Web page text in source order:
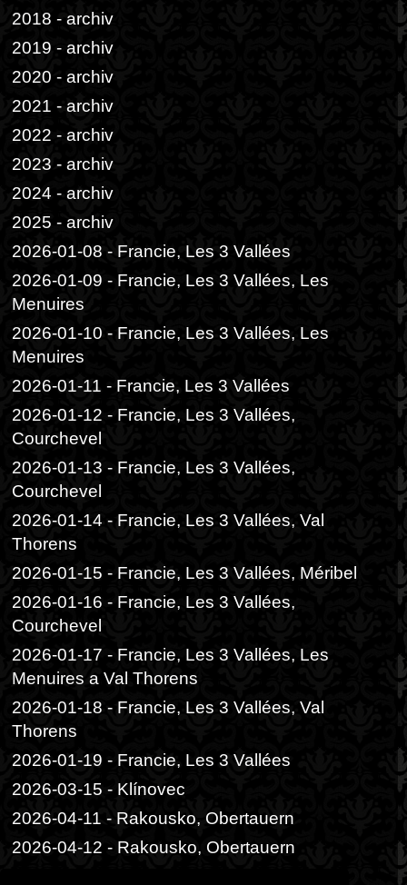
2018 - archiv
2019 - archiv
2020 - archiv
2021 - archiv
2022 - archiv
2023 - archiv
2024 - archiv
2025 - archiv
2026-01-08 - Francie, Les 3 Vallées
2026-01-09 - Francie, Les 3 Vallées, Les
Menuires
2026-01-10 - Francie, Les 3 Vallées, Les
Menuires
2026-01-11 - Francie, Les 3 Vallées
2026-01-12 - Francie, Les 3 Vallées,
Courchevel
2026-01-13 - Francie, Les 3 Vallées,
Courchevel
2026-01-14 - Francie, Les 3 Vallées, Val
Thorens
2026-01-15 - Francie, Les 3 Vallées, Méribel
2026-01-16 - Francie, Les 3 Vallées,
Courchevel
2026-01-17 - Francie, Les 3 Vallées, Les
Menuires a Val Thorens
2026-01-18 - Francie, Les 3 Vallées, Val
Thorens
2026-01-19 - Francie, Les 3 Vallées
2026-03-15 - Klínovec
2026-04-11 - Rakousko, Obertauern
2026-04-12 - Rakousko, Obertauern